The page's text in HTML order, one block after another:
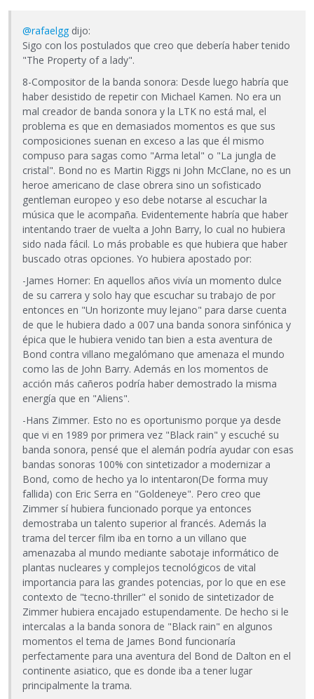
@rafaelgg dijo:
Sigo con los postulados que creo que debería haber tenido
"The Property of a lady".
8-Compositor de la banda sonora: Desde luego habría que
haber desistido de repetir con Michael Kamen. No era un
mal creador de banda sonora y la LTK no está mal, el
problema es que en demasiados momentos es que sus
composiciones suenan en exceso a las que él mismo
compuso para sagas como "Arma letal" o "La jungla de
cristal". Bond no es Martin Riggs ni John McClane, no es un
heroe americano de clase obrera sino un sofisticado
gentleman europeo y eso debe notarse al escuchar la
música que le acompaña. Evidentemente habría que haber
intentando traer de vuelta a John Barry, lo cual no hubiera
sido nada fácil. Lo más probable es que hubiera que haber
buscado otras opciones. Yo hubiera apostado por:
-James Horner: En aquellos años vivía un momento dulce
de su carrera y solo hay que escuchar su trabajo de por
entonces en "Un horizonte muy lejano" para darse cuenta
de que le hubiera dado a 007 una banda sonora sinfónica y
épica que le hubiera venido tan bien a esta aventura de
Bond contra villano megalómano que amenaza el mundo
como las de John Barry. Además en los momentos de
acción más cañeros podría haber demostrado la misma
energía que en "Aliens".
-Hans Zimmer. Esto no es oportunismo porque ya desde
que vi en 1989 por primera vez "Black rain" y escuché su
banda sonora, pensé que el alemán podría ayudar con esas
bandas sonoras 100% con sintetizador a modernizar a
Bond, como de hecho ya lo intentaron(De forma muy
fallida) con Eric Serra en "Goldeneye". Pero creo que
Zimmer sí hubiera funcionado porque ya entonces
demostraba un talento superior al francés. Además la
trama del tercer film iba en torno a un villano que
amenazaba al mundo mediante sabotaje informático de
plantas nucleares y complejos tecnológicos de vital
importancia para las grandes potencias, por lo que en ese
contexto de "tecno-thriller" el sonido de sintetizador de
Zimmer hubiera encajado estupendamente. De hecho si le
intercalas a la banda sonora de "Black rain" en algunos
momentos el tema de James Bond funcionaría
perfectamente para una aventura del Bond de Dalton en el
continente asiatico, que es donde iba a tener lugar
principalmente la trama.